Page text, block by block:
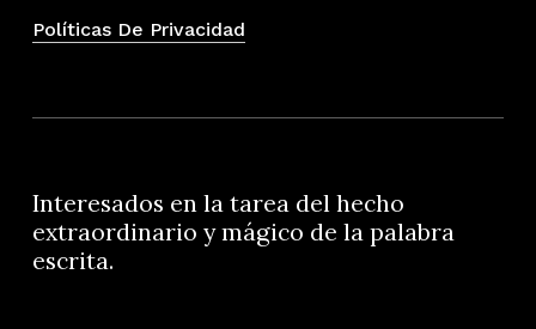
Políticas De Privacidad
Interesados en la tarea del hecho
extraordinario y mágico de la palabra
escrita.